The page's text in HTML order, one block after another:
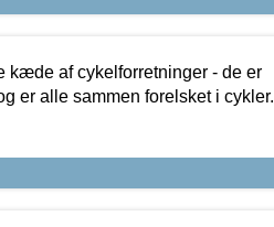
kæde af cykelforretninger - de er
er alle sammen forelsket i cykler.